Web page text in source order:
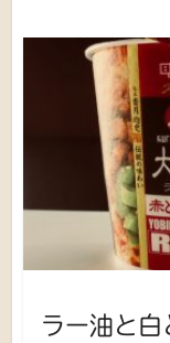
ラー油と白